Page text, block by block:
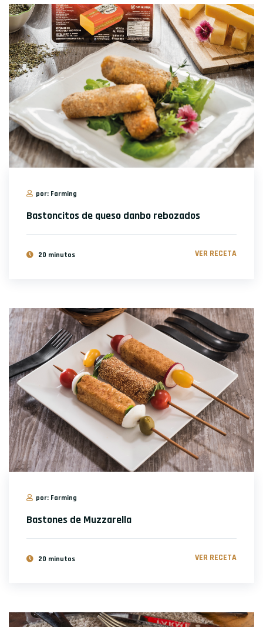
por: Farming
Bastoncitos de queso danbo rebozados
20 minutos VER RECETA
por: Farming
Bastones de Muzzarella
20 minutos VER RECETA